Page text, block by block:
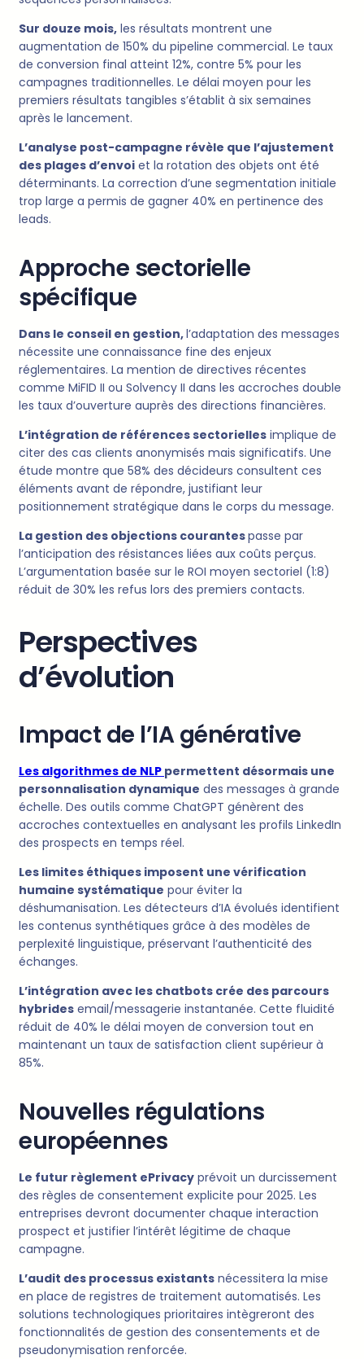
Sur douze mois, les résultats montrent une
augmentation de 150% du pipeline commercial. Le taux
de conversion final atteint 12%, contre 5% pour les
campagnes traditionnelles. Le délai moyen pour les
premiers résultats tangibles s’établit à six semaines
après le lancement.
L’analyse post-campagne révèle que l’ajustement
des plages d’envoi et la rotation des objets ont été
déterminants. La correction d’une segmentation initiale
trop large a permis de gagner 40% en pertinence des
leads.
Approche sectorielle
spécifique
Dans le conseil en gestion,l’adaptation des messages
nécessite une connaissance fine des enjeux
réglementaires. La mention de directives récentes
comme MiFID II ou Solvency II dans les accroches double
les taux d’ouverture auprès des directions financières.
L’intégration de références sectorielles implique de
citer des cas clients anonymisés mais significatifs. Une
étude montre que 58% des décideurs consultent ces
éléments avant de répondre, justifiant leur
positionnement stratégique dans le corps du message.
La gestion des objections courantespasse par
l’anticipation des résistances liées aux coûts perçus.
L’argumentation basée sur le ROI moyen sectoriel (1:8)
réduit de 30% les refus lors des premiers contacts.
Perspectives
d’évolution
Impact de l’IA générative
Les algorithmes de NLP permettent désormais une
personnalisation dynamique des messages à grande
échelle. Des outils comme ChatGPT génèrent des
accroches contextuelles en analysant les profils LinkedIn
des prospects en temps réel.
Les limites éthiques imposent une vérification
humaine systématique pour éviter la
déshumanisation. Les détecteurs d’IA évolués identifient
les contenus synthétiques grâce à des modèles de
perplexité linguistique, préservant l’authenticité des
échanges.
L’intégration avec les chatbots crée des parcours
hybrides email/messagerie instantanée. Cette fluidité
réduit de 40% le délai moyen de conversion tout en
maintenant un taux de satisfaction client supérieur à
85%.
Nouvelles régulations
européennes
Le futur règlement ePrivacy prévoit un durcissement
des règles de consentement explicite pour 2025. Les
entreprises devront documenter chaque interaction
prospect et justifier l’intérêt légitime de chaque
campagne.
L’audit des processus existants nécessitera la mise
en place de registres de traitement automatisés. Les
solutions technologiques prioritaires intègreront des
fonctionnalités de gestion des consentements et de
pseudonymisation renforcée.